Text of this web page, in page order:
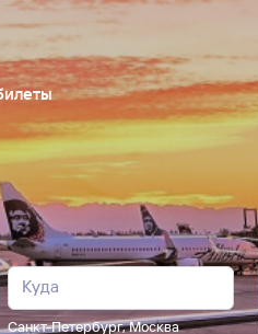
Санкт-Петербург,Москва